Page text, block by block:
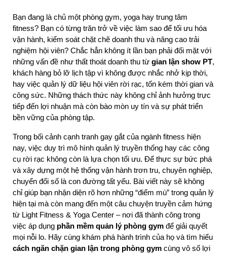
Bạn đang là chủ một phòng gym, yoga hay trung tâm
fitness? Bạn có từng trăn trở về việc làm sao để tối ưu hóa
vận hành, kiểm soát chặt chẽ doanh thu và nâng cao trải
nghiệm hội viên? Chắc hẳn không ít lần bạn phải đối mặt với
những vấn đề như thất thoát doanh thu từ gian lận show PT,
khách hàng bỏ lỡ lịch tập vì không được nhắc nhở kịp thời,
hay việc quản lý dữ liệu hội viên rời rạc, tốn kém thời gian và
công sức. Những thách thức này không chỉ ảnh hưởng trực
tiếp đến lợi nhuận mà còn bào mòn uy tín và sự phát triển
bền vững của phòng tập.
Trong bối cảnh cạnh tranh gay gắt của ngành fitness hiện
nay, việc duy trì mô hình quản lý truyền thống hay các công
cụ rời rạc không còn là lựa chọn tối ưu. Để thực sự bức phá
và xây dựng một hệ thống vận hành trơn tru, chuyên nghiệp,
chuyển đổi số là con đường tất yếu. Bài viết này sẽ không
chỉ giúp bạn nhận diện rõ hơn những “điểm mù” trong quản lý
hiện tại mà còn mang đến một câu chuyện truyền cảm hứng
từ Light Fitness & Yoga Center – nơi đã thành công trong
việc áp dụng phần mềm quản lý phòng gym để giải quyết
mọi nỗi lo. Hãy cùng khám phá hành trình của họ và tìm hiểu
cách ngăn chặn gian lận trong phòng gym cùng vô số lợi